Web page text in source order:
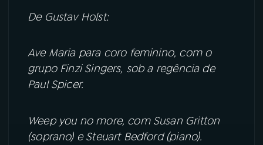
De Gustav Holst:
Ave Maria para coro feminino, com o
grupo Finzi Singers, sob a regência de
Paul Spicer.
Weep you no more, com Susan Gritton
(soprano) e Steuart Bedford (piano).